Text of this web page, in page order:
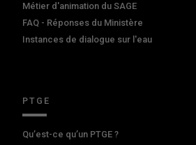
Métier d'animation du SAGE
FAQ - Réponses du Ministère
Instances de dialogue sur l'eau
PTGE
Qu’est-ce qu’un PTGE ?